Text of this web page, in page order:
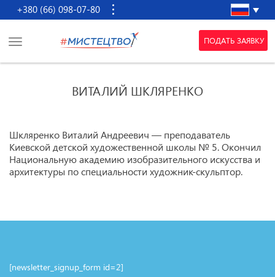
+380 (66) 098-07-80
ПОДАТЬ ЗАЯВКУ
ВИТАЛИЙ ШКЛЯРЕНКО
Шкляренко Виталий Андреевич — преподаватель
Киевской детской художественной школы № 5. Окончил
Национальную академию изобразительного искусства и
архитектуры по специальности художник-скульптор.
[newsletter_signup_form id=2]